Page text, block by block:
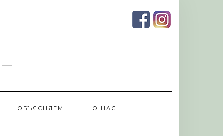
ОБЪЯСНЯЕМ О НАС